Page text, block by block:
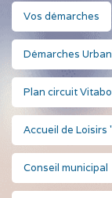
Vos démarches
Démarches
Plan circuit
Accueil de Loisirs
Conseil municipal